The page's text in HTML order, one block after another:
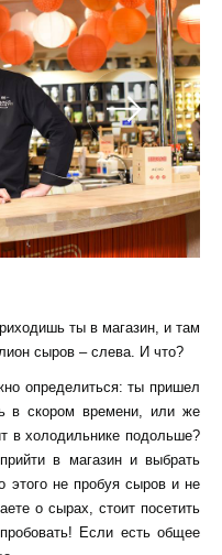
ты в магазин, и там
сыров – слева. И что?
определиться: ты пришел
в скором времени, или же
в холодильнике подольше?
в магазин и выбрать
этого не пробуя сыров и не
о сырах, стоит посетить
Если есть общее